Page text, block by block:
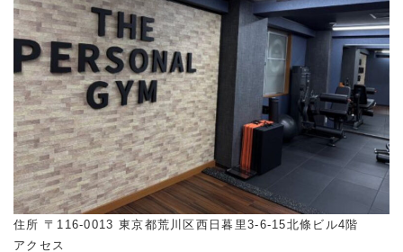
住所 〒116-0013 東京都荒川区西日暮里3-6-15北條ビル4階
アクセス